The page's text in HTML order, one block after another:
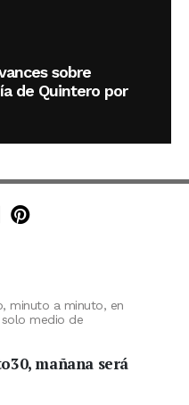
sobre
de Quintero por
X (Twitter)
en TikTok
de Minuto30 en
Minuto30 en LinkedIn
Minuto30 en
minuto a minuto, en
medio de
mañana será